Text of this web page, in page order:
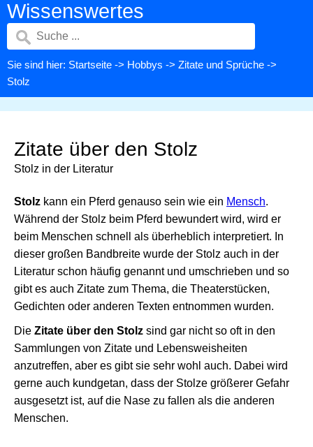
Wissenswertes
Sie sind hier: Startseite -> Hobbys -> Zitate und Sprüche ->
Stolz
Zitate über den Stolz
Stolz in der Literatur
Stolz kann ein Pferd genauso sein wie ein Mensch.
Während der Stolz beim Pferd bewundert wird, wird er
beim Menschen schnell als überheblich interpretiert. In
dieser großen Bandbreite wurde der Stolz auch in der
Literatur schon häufig genannt und umschrieben und so
gibt es auch Zitate zum Thema, die Theaterstücken,
Gedichten oder anderen Texten entnommen wurden.
Die Zitate über den Stolz sind gar nicht so oft in den
Sammlungen von Zitate und Lebensweisheiten
anzutreffen, aber es gibt sie sehr wohl auch. Dabei wird
gerne auch kundgetan, dass der Stolze größerer Gefahr
ausgesetzt ist, auf die Nase zu fallen als die anderen
Menschen.